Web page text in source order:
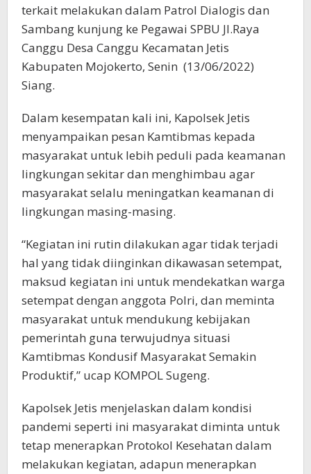
terkait melakukan dalam Patrol Dialogis dan
Sambang kunjung ke Pegawai SPBU Jl.Raya
Canggu Desa Canggu Kecamatan Jetis
Kabupaten Mojokerto, Senin (13/06/2022)
Siang.
Dalam kesempatan kali ini, Kapolsek Jetis
menyampaikan pesan Kamtibmas kepada
masyarakat untuk lebih peduli pada keamanan
lingkungan sekitar dan menghimbau agar
masyarakat selalu meningatkan keamanan di
lingkungan masing-masing.
“Kegiatan ini rutin dilakukan agar tidak terjadi
hal yang tidak diinginkan dikawasan setempat,
maksud kegiatan ini untuk mendekatkan warga
setempat dengan anggota Polri, dan meminta
masyarakat untuk mendukung kebijakan
pemerintah guna terwujudnya situasi
Kamtibmas Kondusif Masyarakat Semakin
Produktif,” ucap KOMPOL Sugeng.
Kapolsek Jetis menjelaskan dalam kondisi
pandemi seperti ini masyarakat diminta untuk
tetap menerapkan Protokol Kesehatan dalam
melakukan kegiatan, adapun menerapkan